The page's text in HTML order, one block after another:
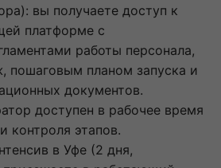
вы получаете доступ к
платформе с
работы персонала,
пошаговым планом запуска и
документов.
доступен в рабочее время
контроля этапов.
в Уфе (2 дня,